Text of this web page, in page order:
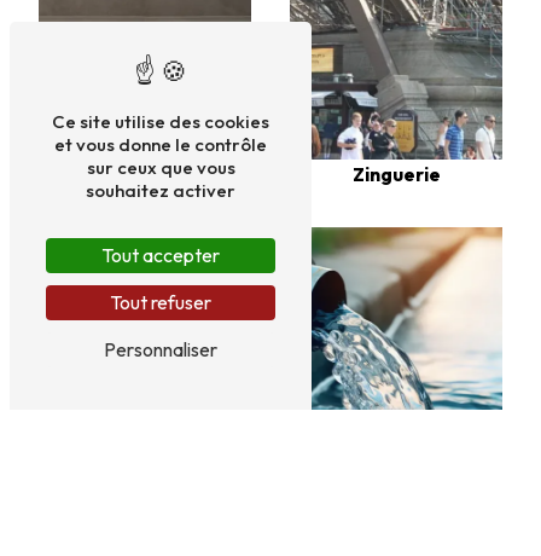
Bacs acier Zinguerie
Ce site utilise des cookies
et vous donne le contrôle
sur ceux que vous
souhaitez activer
Tout accepter
Tout refuser
Personnaliser